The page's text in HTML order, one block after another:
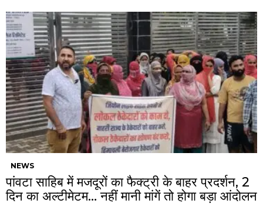
NEWS
पांवटा साहिब में मजदूरों का फैक्ट्री के बाहर प्रदर्शन, 2
दिन का अल्टीमेटम… नहीं मानी मांगें तो होगा बड़ा आंदोलन